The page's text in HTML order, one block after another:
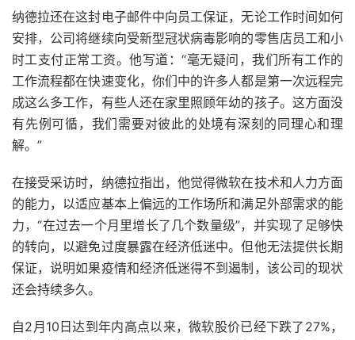
纳德拉还在这封电子邮件中向员工保证，无论工作时间如何
安排，公司将继续向受新型冠状病毒影响的零售店员工和小
时工支付正常工资。他写道：“毫无疑问，我们所有工作的
工作流程都在快速变化，你们中的许多人都是第一次远程完
成这么多工作，有些人还在家里照顾年幼的孩子。这方面没
有先例可循，我们需要对彼此的处境有深刻的同理心和理
解。”
在接受采访时，纳德拉指出，他觉得微软在技术和人力方面
的能力，以适应基本上偏远的工作场所和满足外部需求的能
力，“在过去一个月里增长了几个数量级”，并实现了足够快
的转向，以避免过度暴露在经济低迷中。但他无法提供长期
保证，说明如果疫情和经济低迷得不到遏制，该公司的现状
还会持续多久。
自2月10日达到年内高点以来，微软股价已经下跌了27%，